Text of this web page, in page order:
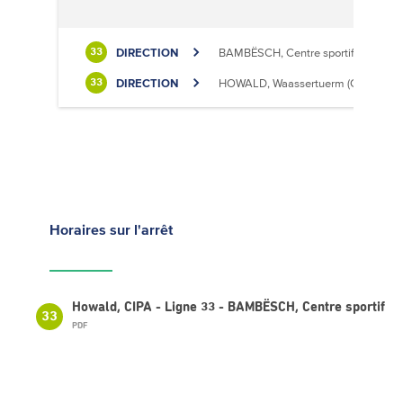
33 DIRECTION BAMBËSCH, Centre sportif
33 DIRECTION HOWALD, Waassertuerm (CIPA)
Horaires sur l'arrêt
33
Howald, CIPA - Ligne 33 - BAMBËSCH, Centre sportif
PDF